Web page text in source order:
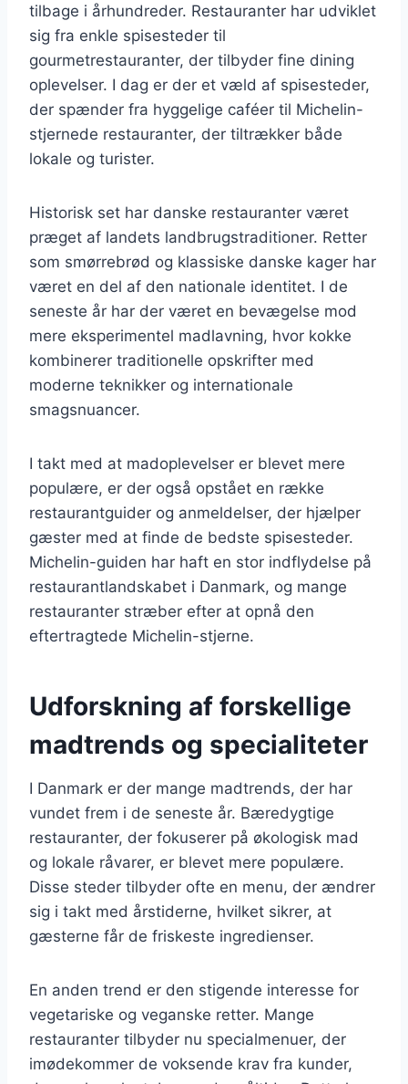
tilbage i århundreder. Restauranter har udviklet
sig fra enkle spisesteder til
gourmetrestauranter, der tilbyder fine dining
oplevelser. I dag er der et væld af spisesteder,
der spænder fra hyggelige caféer til Michelin-
stjernede restauranter, der tiltrækker både
lokale og turister.
Historisk set har danske restauranter været
præget af landets landbrugstraditioner. Retter
som smørrebrød og klassiske danske kager har
været en del af den nationale identitet. I de
seneste år har der været en bevægelse mod
mere eksperimentel madlavning, hvor kokke
kombinerer traditionelle opskrifter med
moderne teknikker og internationale
smagsnuancer.
I takt med at madoplevelser er blevet mere
populære, er der også opstået en række
restaurantguider og anmeldelser, der hjælper
gæster med at finde de bedste spisesteder.
Michelin-guiden har haft en stor indflydelse på
restaurantlandskabet i Danmark, og mange
restauranter stræber efter at opnå den
eftertragtede Michelin-stjerne.
Udforskning af forskellige
madtrends og specialiteter
I Danmark er der mange madtrends, der har
vundet frem i de seneste år. Bæredygtige
restauranter, der fokuserer på økologisk mad
og lokale råvarer, er blevet mere populære.
Disse steder tilbyder ofte en menu, der ændrer
sig i takt med årstiderne, hvilket sikrer, at
gæsterne får de friskeste ingredienser.
En anden trend er den stigende interesse for
vegetariske og veganske retter. Mange
restauranter tilbyder nu specialmenuer, der
imødekommer de voksende krav fra kunder,